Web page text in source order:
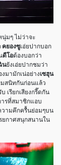
มๆ ไม่ว่าจะ
คยองซูเอ่ยปากบอก
ดีโอต้องบอกว่า
นยังเอ่ยปากชมว่า
มามักเน่อย่างเซฮุน
มสนิทกันก่อนแล้ว
เรียกเสียงกรี๊ดกัน
ารที่สมาชิกแอบ
วามคึกครื้นย่อมๆบน
ยกาศสนุกสนานใน